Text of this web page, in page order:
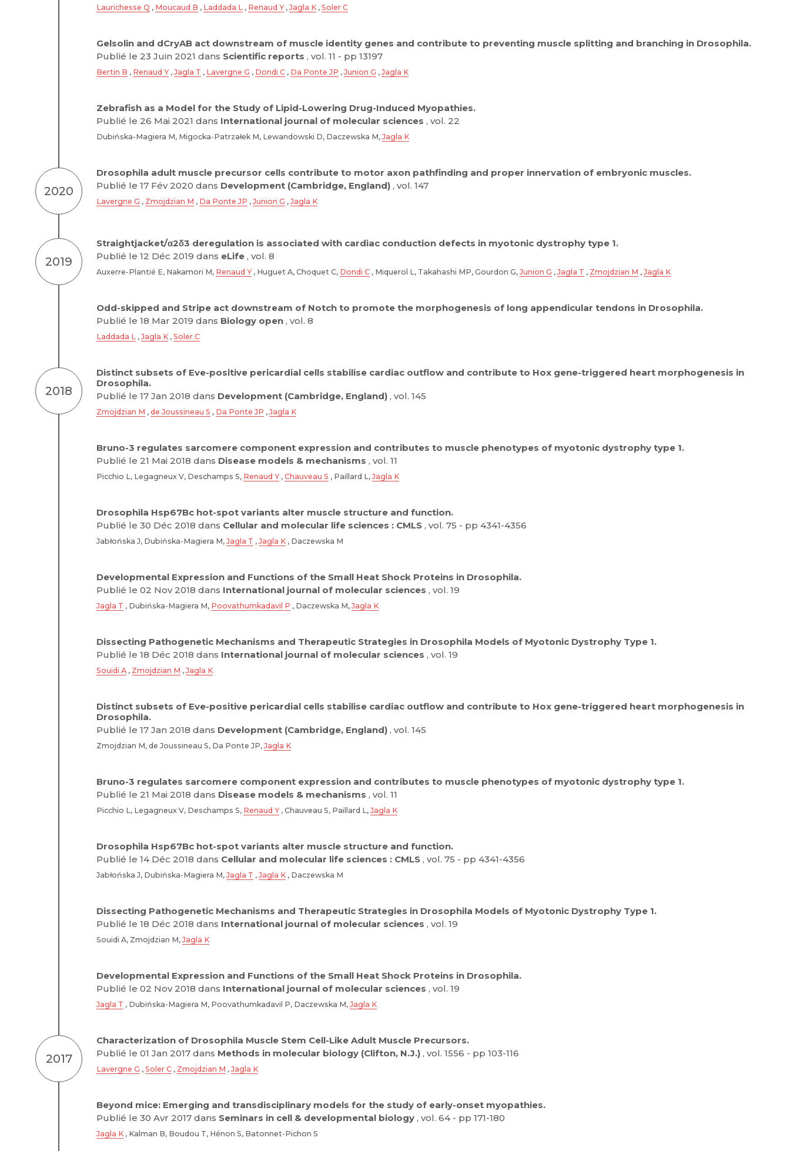
Laurichesse Q , Moucaud B , Laddada L , Renaud Y, Jagla K , Soler C
Gelsolin and dCryAB act downstream of muscle identity genes and contribute to preventing muscle splitting and branching in Drosophila.
Publié le 23 Juin 2021 dans Scientific reports , vol. 11 - pp 13197
Bertin B , Renaud Y, Jagla T , Lavergne G , Dondi C , Da Ponte JP , Junion G , Jagla K
Zebrafish as a Model for the Study of Lipid-Lowering Drug-Induced Myopathies.
Publié le 26 Mai 2021 dans International journal of molecular sciences , vol. 22
Dubińska-Magiera M, Migocka-Patrzałek M, Lewandowski D, Daczewska M, Jagla K
2020
Drosophila adult muscle precursor cells contribute to motor axon pathfinding and proper innervation of embryonic muscles.
Publié le 17 Fév 2020 dans Development (Cambridge, England) , vol. 147
Lavergne G , Zmojdzian M , Da Ponte JP , Junion G , Jagla K
2019
Straightjacket/α2δ3 deregulation is associated with cardiac conduction defects in myotonic dystrophy type 1.
Publié le 12 Déc 2019 dans eLife , vol. 8
Auxerre-Plantié E, Nakamori M, Renaud Y, Huguet A, Choquet C, Dondi C , Miquerol L, Takahashi MP, Gourdon G, Junion G , Jagla T , Zmojdzian M , Jagla K
Odd-skipped and Stripe act downstream of Notch to promote the morphogenesis of long appendicular tendons in Drosophila.
Publié le 18 Mar 2019 dans Biology open , vol. 8
Laddada L , Jagla K , Soler C
2018
Distinct subsets of Eve-positive pericardial cells stabilise cardiac outflow and contribute to Hox gene-triggered heart morphogenesis in
Drosophila.
Publié le 17 Jan 2018 dans Development (Cambridge, England) , vol. 145
Zmojdzian M , de Joussineau S , Da Ponte JP , Jagla K
Bruno-3 regulates sarcomere component expression and contributes to muscle phenotypes of myotonic dystrophy type 1.
Publié le 21 Mai 2018 dans Disease models & mechanisms , vol. 11
Picchio L, Legagneux V, Deschamps S, Renaud Y, Chauveau S , Paillard L, Jagla K
Drosophila Hsp67Bc hot-spot variants alter muscle structure and function.
Publié le 30 Déc 2018 dans Cellular and molecular life sciences : CMLS , vol. 75 - pp 4341-4356
Jabłońska J, Dubińska-Magiera M, Jagla T , Jagla K , Daczewska M
Developmental Expression and Functions of the Small Heat Shock Proteins in Drosophila.
Publié le 02 Nov 2018 dans International journal of molecular sciences , vol. 19
Jagla T , Dubińska-Magiera M, Poovathumkadavil P , Daczewska M, Jagla K
Dissecting Pathogenetic Mechanisms and Therapeutic Strategies in Drosophila Models of Myotonic Dystrophy Type 1.
Publié le 18 Déc 2018 dans International journal of molecular sciences , vol. 19
Souidi A , Zmojdzian M , Jagla K
Distinct subsets of Eve-positive pericardial cells stabilise cardiac outflow and contribute to Hox gene-triggered heart morphogenesis in
Drosophila.
Publié le 17 Jan 2018 dans Development (Cambridge, England) , vol. 145
Zmojdzian M, de Joussineau S, Da Ponte JP, Jagla K
Bruno-3 regulates sarcomere component expression and contributes to muscle phenotypes of myotonic dystrophy type 1.
Publié le 21 Mai 2018 dans Disease models & mechanisms , vol. 11
Picchio L, Legagneux V, Deschamps S, Renaud Y, Chauveau S, Paillard L, Jagla K
Drosophila Hsp67Bc hot-spot variants alter muscle structure and function.
Publié le 14 Déc 2018 dans Cellular and molecular life sciences : CMLS , vol. 75 - pp 4341-4356
Jabłońska J, Dubińska-Magiera M, Jagla T , Jagla K , Daczewska M
Dissecting Pathogenetic Mechanisms and Therapeutic Strategies in Drosophila Models of Myotonic Dystrophy Type 1.
Publié le 18 Déc 2018 dans International journal of molecular sciences , vol. 19
Souidi A, Zmojdzian M, Jagla K
Developmental Expression and Functions of the Small Heat Shock Proteins in Drosophila.
Publié le 02 Nov 2018 dans International journal of molecular sciences , vol. 19
Jagla T , Dubińska-Magiera M, Poovathumkadavil P, Daczewska M, Jagla K
2017
Characterization of Drosophila Muscle Stem Cell-Like Adult Muscle Precursors.
Publié le 01 Jan 2017 dans Methods in molecular biology (Clifton, N.J.) , vol. 1556 - pp 103-116
Lavergne G , Soler C , Zmojdzian M , Jagla K
Beyond mice: Emerging and transdisciplinary models for the study of early-onset myopathies.
Publié le 30 Avr 2017 dans Seminars in cell & developmental biology , vol. 64 - pp 171-180
Jagla K , Kalman B, Boudou T, Hénon S, Batonnet-Pichon S